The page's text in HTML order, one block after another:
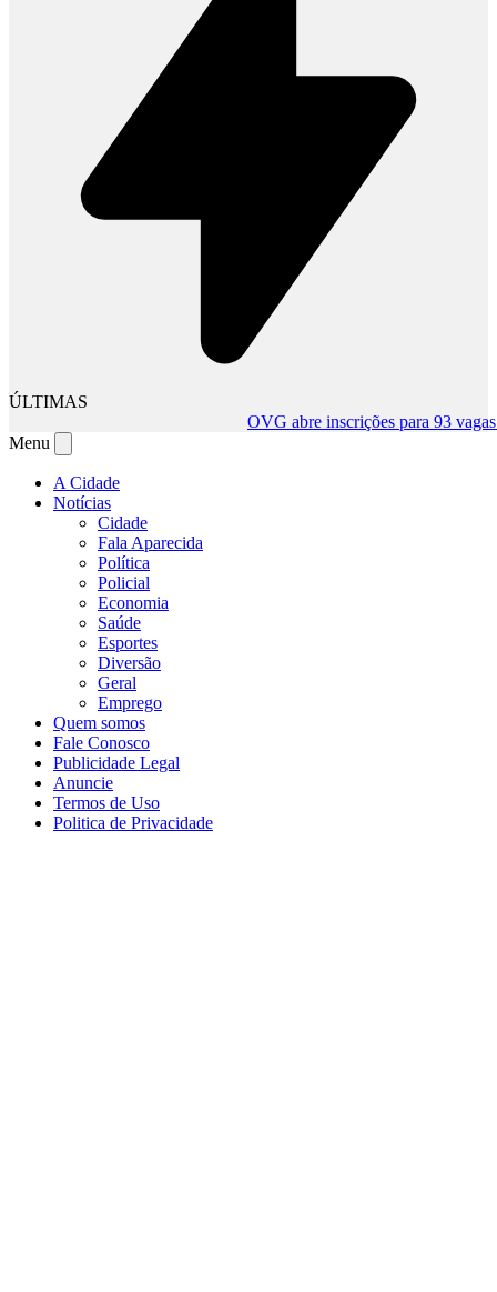
ÚLTIMAS
OVG abre inscrições para 93 vagas
Menu
A Cidade
Notícias
Cidade
Fala Aparecida
Política
Policial
Economia
Saúde
Esportes
Diversão
Geral
Emprego
Quem somos
Fale Conosco
Publicidade Legal
Anuncie
Termos de Uso
Politica de Privacidade